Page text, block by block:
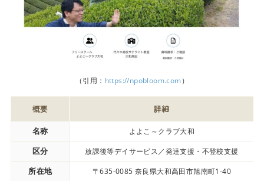
（引用： https://npobloom.com）
概要 詳細
名称 よよこ～クラブ大和
区分 放課後等デイサービス／発達支援・不登校支援
所在地 〒635-0085 奈良県大和高田市旭南町1-40